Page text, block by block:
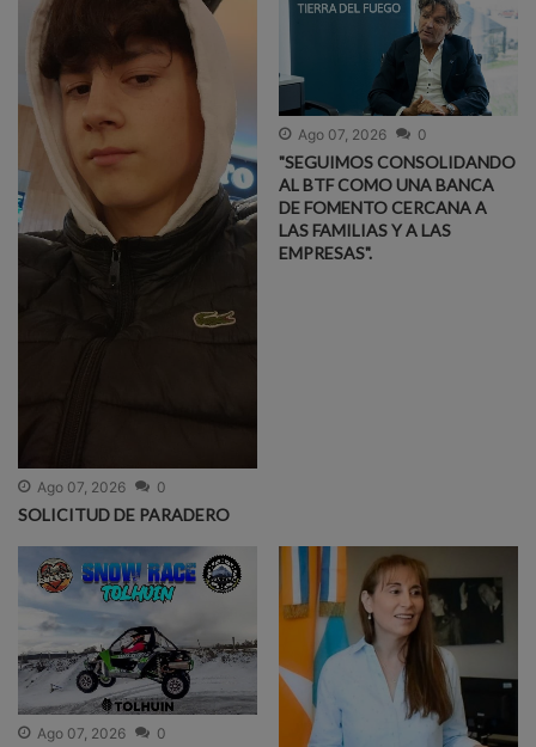
Ago 07, 2026 0
SOLICITUD DE PARADERO
Ago 07, 2026 0
"SEGUIMOS CONSOLIDANDO
AL BTF COMO UNA BANCA
DE FOMENTO CERCANA A
LAS FAMILIAS Y A LAS
EMPRESAS".
Ago 07, 2026 0